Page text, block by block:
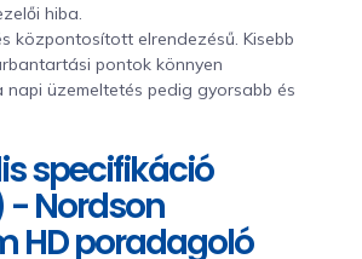
hiba.
központosított elrendezésű. Kisebb
pontok könnyen
üzemeltetés pedig gyorsabb és
specifikáció
- Nordson
HD poradagoló